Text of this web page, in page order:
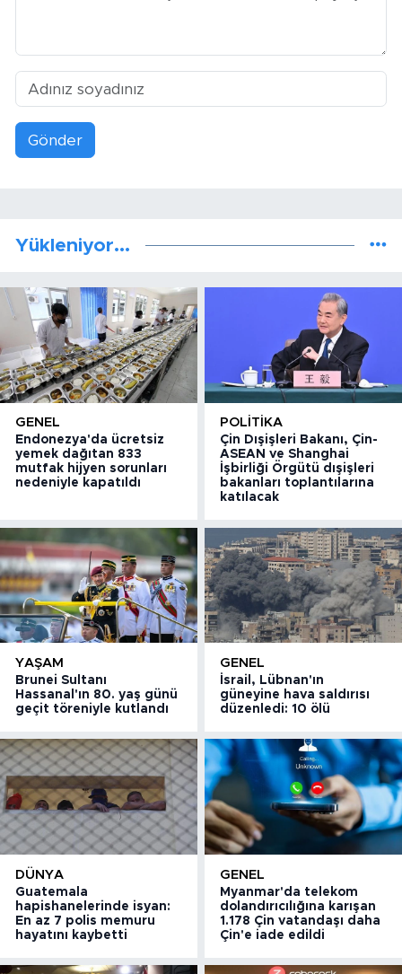
Gönder
Yükleniyor...
GENEL
Endonezya'da ücretsiz
yemek dağıtan 833
mutfak hijyen sorunları
nedeniyle kapatıldı
POLITIKA
Çin Dışişleri Bakanı, Çin-
ASEAN ve Shanghai
İşbirliği Örgütü dışişleri
bakanları toplantılarına
katılacak
YAŞAM
Brunei Sultanı
Hassanal'ın 80. yaş günü
geçit töreniyle kutlandı
GENEL
İsrail, Lübnan'ın
güneyine hava saldırısı
düzenledi: 10 ölü
DÜNYA
Guatemala
hapishanelerinde isyan:
En az 7 polis memuru
hayatını kaybetti
GENEL
Myanmar'da telekom
dolandırıcılığına karışan
1.178 Çin vatandaşı daha
Çin'e iade edildi